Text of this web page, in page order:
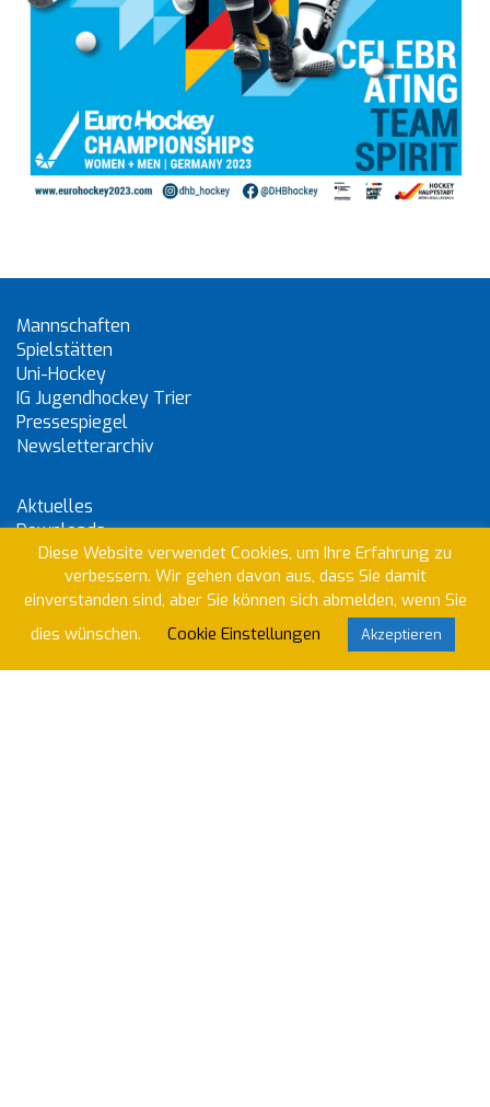
Mannschaften
Spielstätten
Uni-Hockey
IG Jugendhockey Trier
Pressespiegel
Newsletterarchiv
Aktuelles
Downloads
Sonderbeitrag Hockey
Kontakt
Datenschutzerklärung
Impressum
Diese Website verwendet Cookies, um Ihre Erfahrung zu
verbessern. Wir gehen davon aus, dass Sie damit
einverstanden sind, aber Sie können sich abmelden, wenn Sie
dies wünschen.
Cookie Einstellungen Akzeptieren